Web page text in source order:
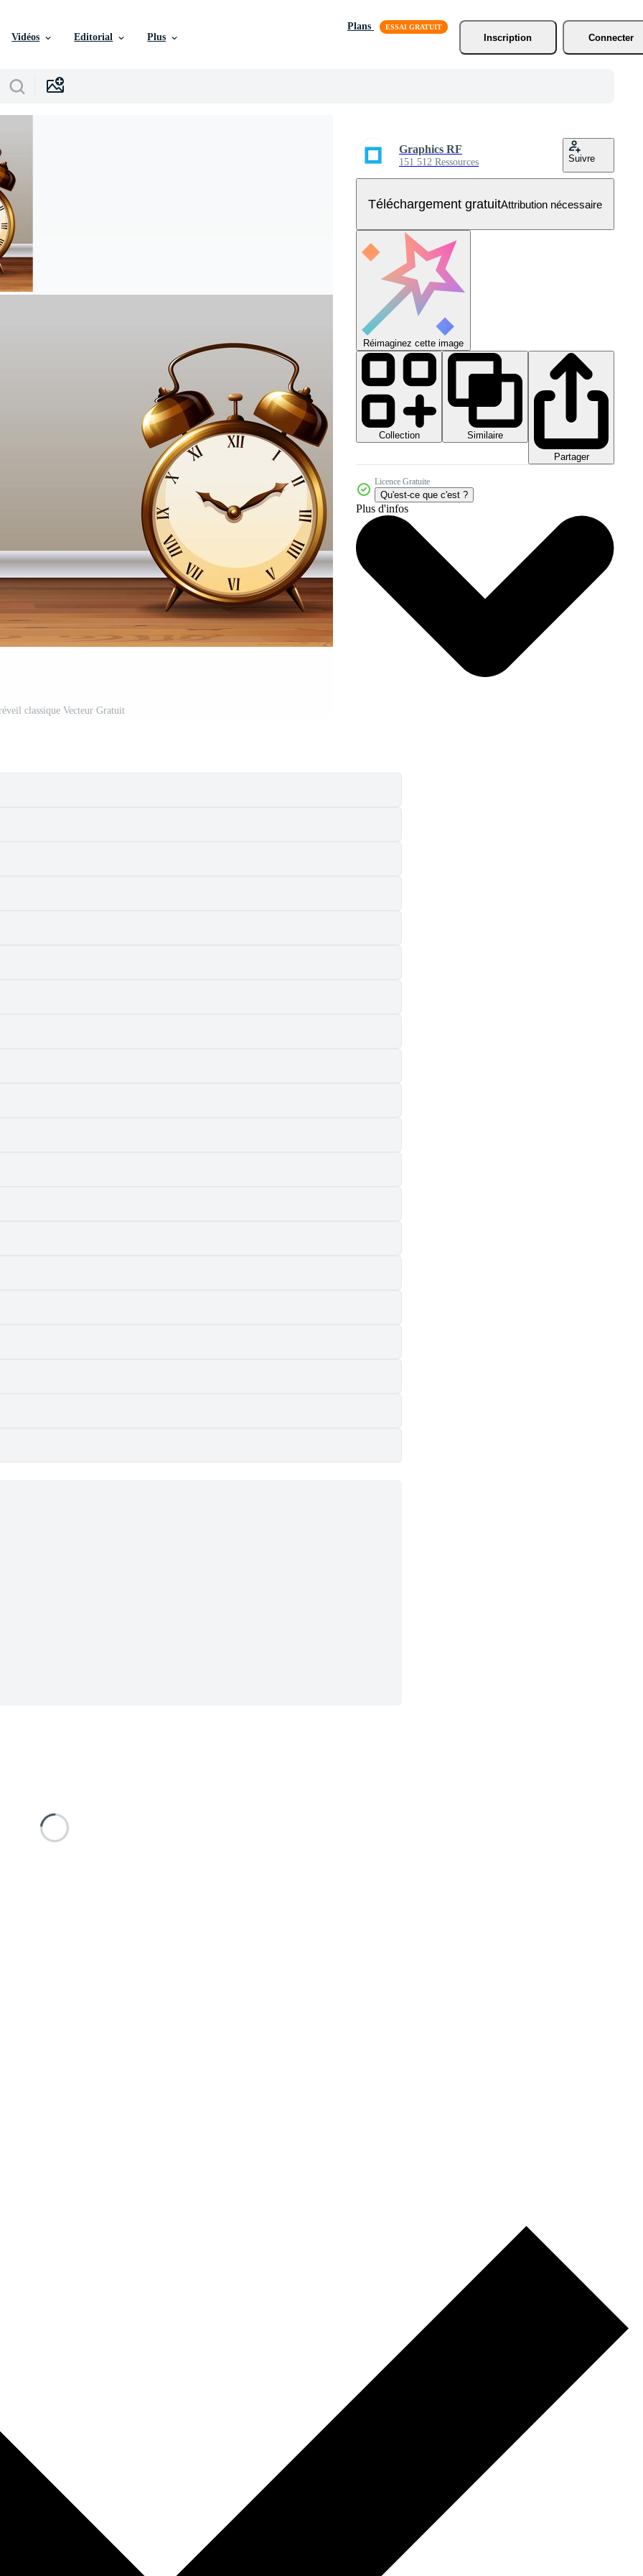
Vidéos Editorial Plus
Plans
Inscription
Connecter
classique Vecteur Gratuit
Graphics RF
151 512 Ressources Suivre
Téléchargement gratuitAttribution nécessaire
Réimaginez cette image
Collection
Similaire
Partager
Licence Gratuite
Qu'est-ce que c'est ?
Plus d'infos